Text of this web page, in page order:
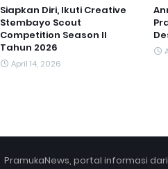
Siapkan Diri, Ikuti Creative
Stembayo Scout
Competition Season II
Tahun 2026
April 14, 2026
PramukaNews, portal informasi